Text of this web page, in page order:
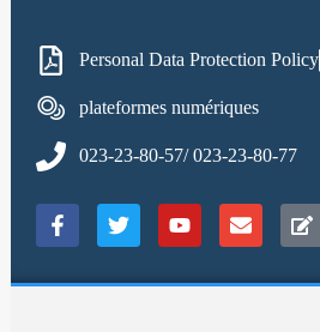
Personal Data Protection Policy
plateformes numériques
023-23-80-57/ 023-23-80-77